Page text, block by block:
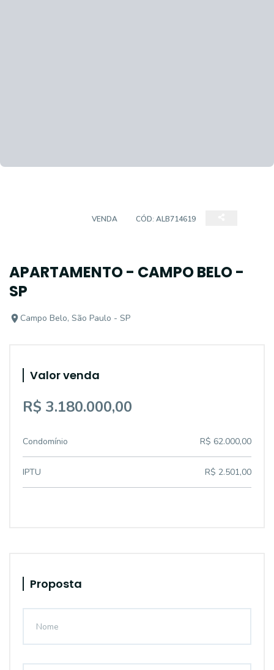
VENDA CÓD: ALB714619
APARTAMENTO - CAMPO BELO -
SP
Campo Belo, São Paulo - SP
Valor venda
R$ 3.180.000,00
Condomínio R$ 62.000,00
IPTU R$ 2.501,00
Proposta